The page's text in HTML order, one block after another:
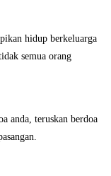
hidup berkeluarga
semua orang
anda, teruskan berdoa